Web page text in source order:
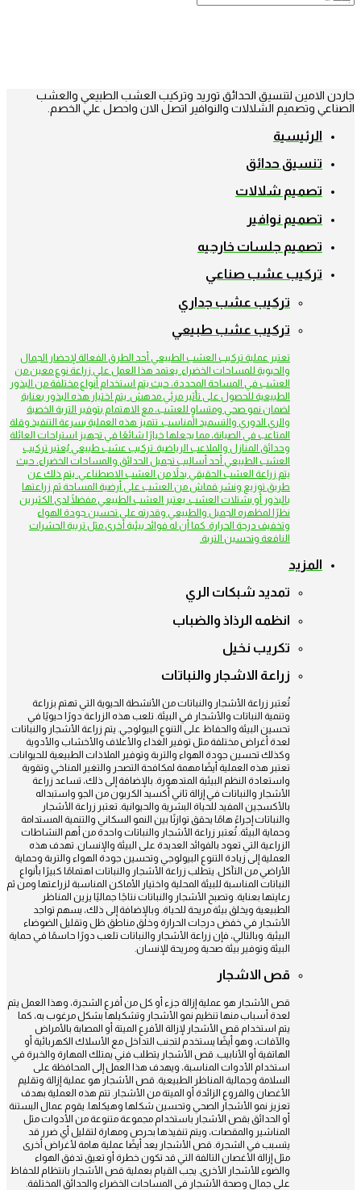
جاردن الامين لتنسيق الحدائق توريد وتركيب العشب الطبيعي والعشب
الصناعي وتصميم الشلالات والنوافير اتصل الان واحصل علي الخصم.
الرئيسية
تنسيق حدائق
تصميم شلالات
تصميم نوافير
تصميم جلسات خارجيه
تركيب عشب صناعي
تركيب عشب جداري
تركيب عشب طبيعي
تعتبر عملية تركيب العشب الطبيعي أحد الطرق الفعالة لإحضار الجمال
والحيوية للمساحات الخضراء. يعتمد هذا العمل على زراعة نوع معين من
العشب في المساحة المحددة، حيث يتم استخدام أنواع مختلفة من البذور
الطبيعية للحصول على تأثير مرئي مدهش. يتم اختيار هذه البذور بعناية
لضمان نمو صحي ومتساوٍ للعشب، مع الاهتمام بتوفير التربة الخصبة
والري الدوري والتسميد المناسب. تتميز هذه العملية بسرعة التنفيذ وقلة
المتاعب في الصيانة، مما يجعلها خيارًا شائعًا في تجهيز استراحات العائلة
وحدائق المنازل والملاعب الرياضية. تركيب عشب طبيعي يُعتبر تركيب
العشب الطبيعي أحد أساليب تجميل الحدائق والمساحات الخضراء، حيث
يتم زراعة العشب الحقيقي بدلاً من العشب الاصطناعي. يتم ذلك عن
طريق توزيع ونشر قماش من العشب على أرضية المساحة ثم زراعتها
بالبذور أو بشتلات العشب. يعتبر العشب الطبيعي مفضلًا لدى الكثيرين
نظرًا لمظهره الجميل والطبيعي وقدرته على تحسين جودة الهواء
وتخفيف درجة الحرارة. كما أن له فوائد بيئية أخرى مثل تربية الحشرات
النافعة وتحسين التربة.
المزيد
تمديد شبكات الري
انظمه الرذاذ والضباب
تكريب نخيل
زراعة الاشجار والنباتات
تُعتبر زراعة الأشجار والنباتات من الأنشطة الحيوية التي تهتم بزراعة
وتنمية النباتات والأشجار في البيئة. تلعب هذه الزراعة دورًا حيويًا في
تحسين البيئة والحفاظ على التنوع البيولوجي. يتم زراعة الأشجار والنباتات
لعدة أغراض مختلفة مثل توفير الغذاء والأعلاف والأخشاب والأدوية
وكذلك تحسين جودة الهواء والتربة وتوفير الملاذات الطبيعية للحيوانات.
تعتبر هذه العملية أيضًا مهمة لمكافحة التصحر والتغير المناخي وتقوية
واستعادة النظم البيئية المتدهورة. بالإضافة إلى ذلك، تساعد زراعة
الأشجار والنباتات في إزالة ثاني أكسيد الكربون من الجو واستبداله
بالأكسجين المفيد للحياة البشرية والحيوانية. تعتبر زراعة الأشجار
والنباتات إجراءً هامًا يحقق توازنًا بين النمو السكاني والتنمية المستدامة
وحماية البيئة. تُعتبر زراعة الأشجار والنباتات واحدة من أهم النشاطات
الزراعية التي تعود بالفوائد العديدة على البيئة والإنسان. تهدف هذه
العملية إلى زيادة التنوع البيولوجي وتحسين جودة الهواء والتربة وحماية
الأراضي من التآكل. يتطلب زراعة الأشجار والنباتات اهتمامًا كبيرًا بأنواع
النباتات المناسبة للبيئة المحلية واختيار الأماكن المناسبة لزراعتها ومن ثم
رعايتها بعناية. وتصبح الأشجار والنباتات نتاجًا جماليًا يزين المناظر
الطبيعية ويخلق بيئة مريحة للحياة. وبالإضافة إلى ذلك، يسهم تواجد
الأشجار في خفض درجات الحرارة وخلق مناطق ظل وتقليل الضوضاء
البيئية. وبالتالي، فإن زراعة الأشجار والنباتات تلعب دورًا حاسمًا في حماية
البيئة وتوفير بيئة صحية ومريحة للإنسان.
قص الاشجار
قص الأشجار هو عملية إزالة جزء أو كل من أفرع الشجرة، وهذا العمل يتم
لعدة أسباب منها تنظيم نمو الأشجار وتشكيلها بشكل مرغوب به، كما
يتم استخدام قص الأشجار لإزالة الأفرع الميتة أو المصابة بالأمراض
والآفات، وهو أيضًا يستخدم لتجنب التداخل مع الأسلاك الكهربائية أو
الهاتفية أو الأنابيب. قص الأشجار يتطلب فني يمتلك المهارة والخبرة في
استخدام الأدوات المناسبة، ويهدف هذا العمل إلى المحافظة على
السلامة وجمالية المناظر الطبيعية. قص الأشجار هو عملية إزالة وتقليم
الأغصان والفروع الزائدة أو الميتة من الأشجار. تتم هذه العملية بهدف
تعزيز نمو الأشجار الصحي وتحسين شكلها وهيكلها. يقوم عمال البستنة
أو الحدائق بقص الأشجار باستخدام مجموعة متنوعة من الأدوات مثل
المناشير والمقصات، ويتم تنفيذها بحرص ومهارة لتقليل أي ضرر قد
يتسبب في الشجرة. قص الأشجار يعد أيضًا عملية هامة لأغراض أخرى
مثل إزالة الأغصان التالفة التي قد تكون خطرة أو تعيق تدفق الهواء
والضوء للأشجار الأخرى. يجب القيام بعملية قص الأشجار بانتظام للحفاظ
على جمال وصحة الأشجار في المساحات الخضراء والحدائق المختلفة.